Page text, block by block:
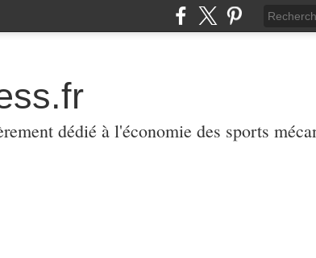
dédié à l'économie des sports